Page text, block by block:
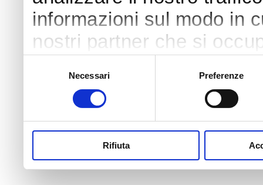
informazioni sul modo in
nostri partner che si
con altre informazioni
raccolto dal tuo utilizzo
Necessari Preferenze
Rifiuta